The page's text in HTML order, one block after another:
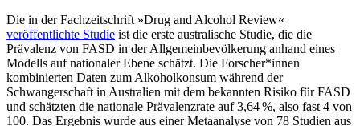
Die in der Fachzeitschrift »Drug and Alcohol Review«
veröffentlichte Studie ist die erste australische Studie, die die
Prävalenz von FASD in der Allgemeinbevölkerung anhand eines
Modells auf nationaler Ebene schätzt. Die Forscher*innen
kombinierten Daten zum Alkoholkonsum während der
Schwangerschaft in Australien mit dem bekannten Risiko für FASD
und schätzten die nationale Prävalenzrate auf 3,64 %, also fast 4 von
100. Das Ergebnis wurde aus einer Metaanalyse von 78 Studien aus